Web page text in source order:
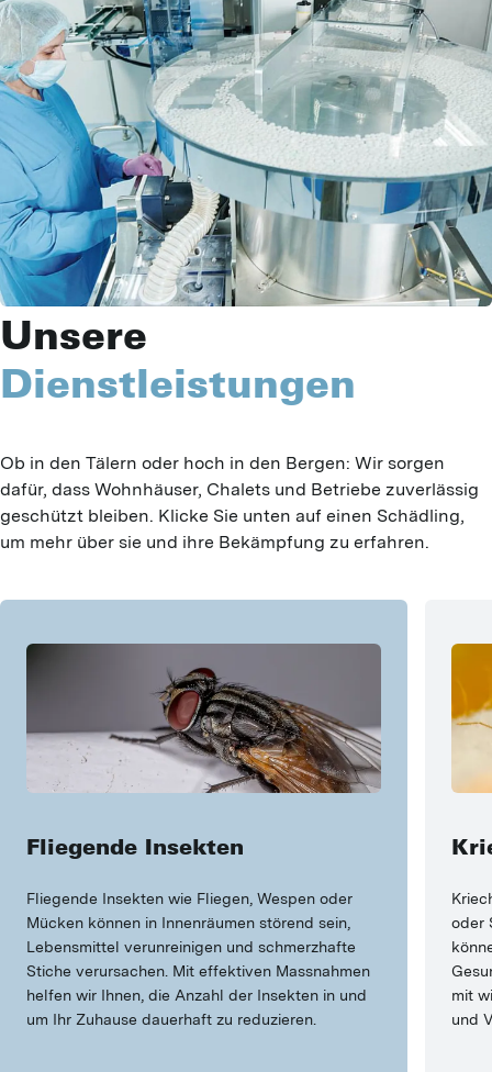
Unsere
Dienstleistungen
Ob in den Tälern oder hoch in den Bergen: Wir sorgen
dafür, dass Wohnhäuser, Chalets und Betriebe zuverlässig
geschützt bleiben. Klicke Sie unten auf einen Schädling,
um mehr über sie und ihre Bekämpfung zu erfahren.
Fliegende Insekten
Fliegende Insekten wie Fliegen, Wespen oder
Mücken können in Innenräumen störend sein,
Lebensmittel verunreinigen und schmerzhafte
Stiche verursachen. Mit effektiven Massnahmen
helfen wir Ihnen, die Anzahl der Insekten in und
um Ihr Zuhause dauerhaft zu reduzieren.
oder
mit
und